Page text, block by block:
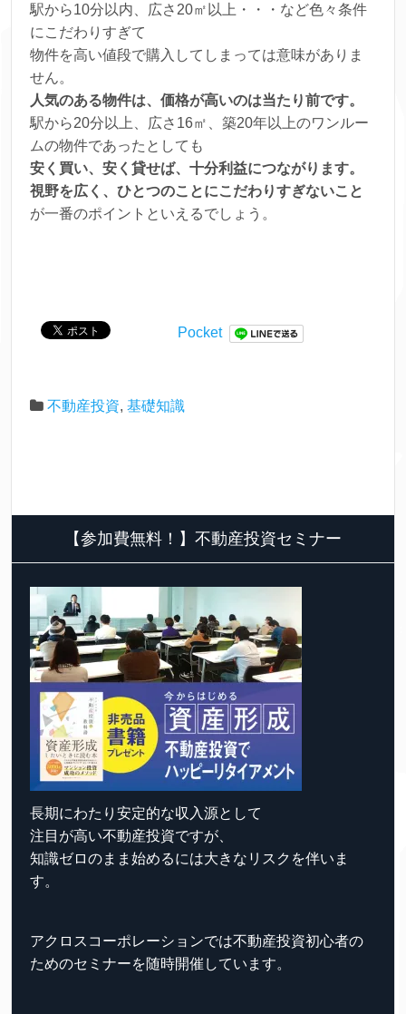
駅から10分以内、広さ20㎡以上・・・など色々条件
にこだわりすぎて
物件を高い値段で購入してしまっては意味がありま
せん。
人気のある物件は、価格が高いのは当たり前です。
駅から20分以上、広さ16㎡、築20年以上のワンルー
ムの物件であったとしても
安く買い、安く貸せば、十分利益につながります。
視野を広く、ひとつのことにこだわりすぎないこと
が一番のポイントといえるでしょう。
Pocket
不動産投資, 基礎知識
【参加費無料！】不動産投資セミナー
長期にわたり安定的な収入源として
注目が高い不動産投資ですが、
知識ゼロのまま始めるには大きなリスクを伴いま
す。
アクロスコーポレーションでは不動産投資初心者の
ためのセミナーを随時開催しています。